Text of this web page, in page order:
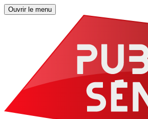
Ouvrir le menu